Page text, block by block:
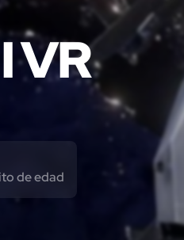
VR
de edad